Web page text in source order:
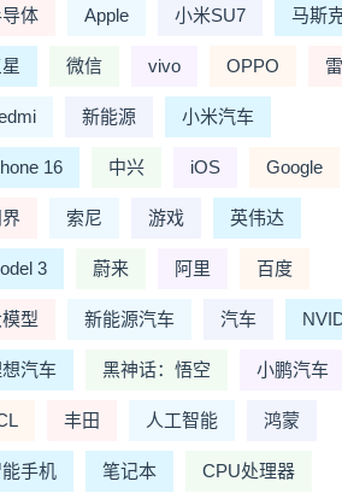
体 Apple 小米SU7 马斯
微信 vivo OPPO
新能源 小米汽车
16 中兴 iOS Google
索尼 游戏 英伟达
3 蔚来 阿里 百度
型 新能源汽车 汽车
汽车 黑神话：悟空 小鹏汽车
丰田 人工智能 鸿蒙
手机 笔记本 CPU处理器